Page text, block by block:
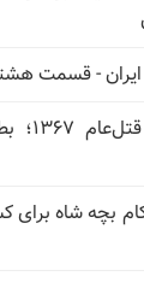
- قسمت
نقش مستقیم خمینی
بچه شاه